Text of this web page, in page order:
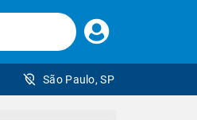
Faça
seu
São Paulo, SP